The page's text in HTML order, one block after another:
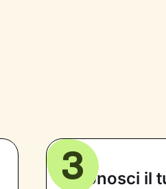
Conosci il
3